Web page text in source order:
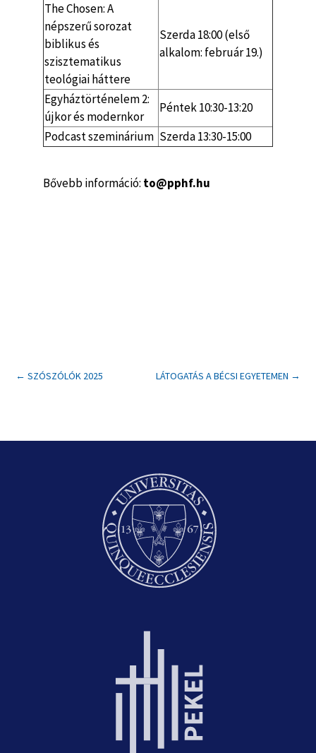
The Chosen: A
népszerű sorozat
biblikus és
szisztematikus
teológiai háttere
Szerda 18:00 (első
alkalom: február 19.)
Egyháztörténelem 2:
újkor és modernkor
Péntek 10:30-13:20
Podcast szeminárium Szerda 13:30-15:00
Bővebb információ: to@pphf.hu
←SZÓSZÓLÓK 2025 LÁTOGATÁS A BÉCSI EGYETEMEN →